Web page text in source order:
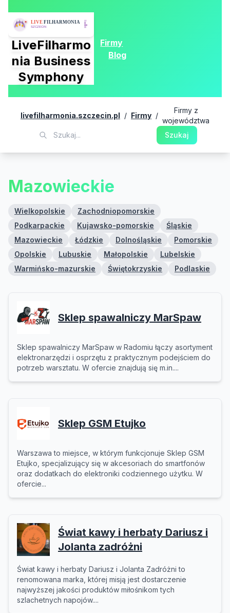
LiveFilharmo
nia Business
Symphony
Firmy
Blog
livefilharmonia.szczecin.pl / Firmy /
Firmy z
województwa
Szukaj
Mazowieckie
Wielkopolskie
Zachodniopomorskie
Podkarpackie
Kujawsko-pomorskie
Śląskie
Mazowieckie
Łódzkie Dolnośląskie
Pomorskie
Opolskie
Lubuskie Małopolskie
Lubelskie
Warmińsko-mazurskie
Świętokrzyskie Podlaskie
Sklep spawalniczy MarSpaw
Sklep spawalniczy MarSpaw w Radomiu łączy asortyment
elektronarzędzi i osprzętu z praktycznym podejściem do
potrzeb warsztatu. W ofercie znajdują się m.in....
Sklep GSM Etujko
Warszawa to miejsce, w którym funkcjonuje Sklep GSM
Etujko, specjalizujący się w akcesoriach do smartfonów
oraz dodatkach do elektroniki codziennego użytku. W
ofercie...
Świat kawy i herbaty Dariusz i
Jolanta zadróżni
Świat kawy i herbaty Dariusz i Jolanta Zadróżni to
renomowana marka, której misją jest dostarczenie
najwyższej jakości produktów miłośnikom tych
szlachetnych napojów....